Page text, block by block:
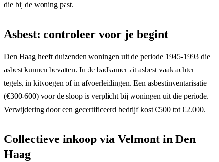
die bij de woning past.
Asbest: controleer voor je begint
Den Haag heeft duizenden woningen uit de periode 1945-1993 die
asbest kunnen bevatten. In de badkamer zit asbest vaak achter
tegels, in kitvoegen of in afvoerleidingen. Een asbestinventarisatie
(€300-600) voor de sloop is verplicht bij woningen uit die periode.
Verwijdering door een gecertificeerd bedrijf kost €500 tot €2.000.
Collectieve inkoop via Velmont in Den
Haag